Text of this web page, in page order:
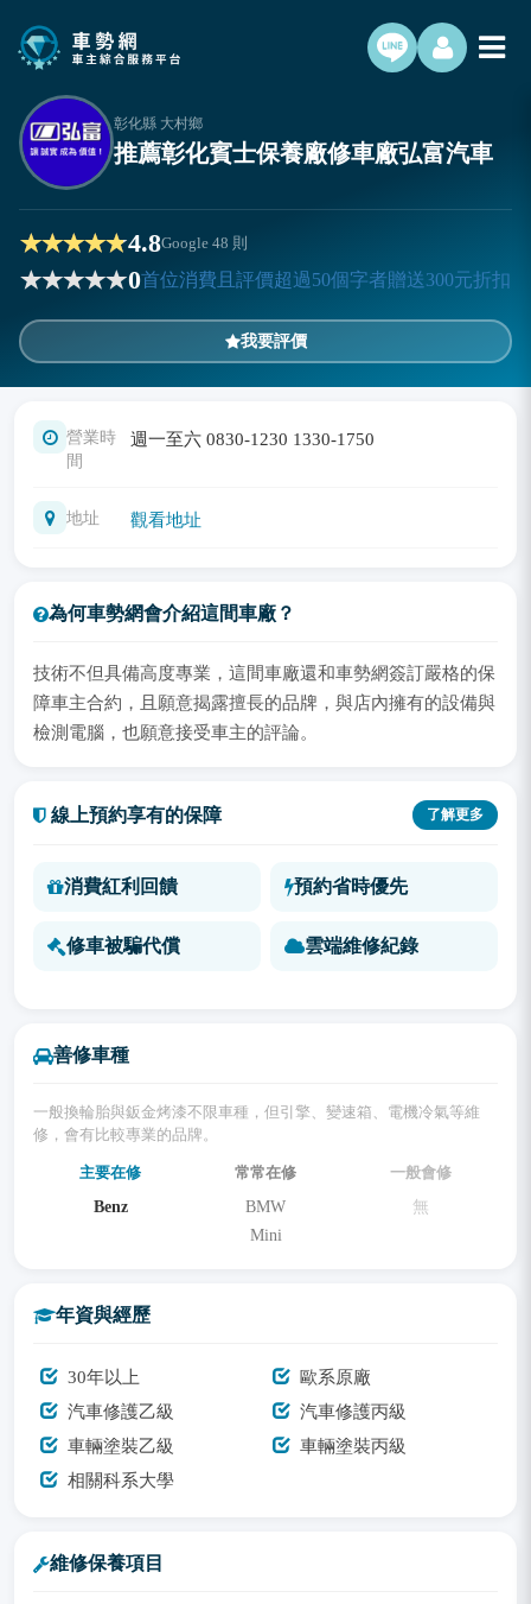
彰化縣 大村鄉
推薦彰化賓士保養廠修車廠弘富汽車
4.8Google 48 則
0首位消費且評價超過50個字者贈送300元折扣
我要評價
營業時
間
週一至六 0830-1230 1330-1750
地址 觀看地址
為何車勢網會介紹這間車廠？
技術不但具備高度專業，這間車廠還和車勢網簽訂嚴格的保
障車主合約，且願意揭露擅長的品牌，與店內擁有的設備與
檢測電腦，也願意接受車主的評論。
線上預約享有的保障 了解更多
消費紅利回饋 預約省時優先
修車被騙代償 雲端維修紀錄
善修車種
一般換輪胎與鈑金烤漆不限車種，但引擎、變速箱、電機冷氣等維
修，會有比較專業的品牌。
主要在修
Benz
常常在修
BMW
Mini
一般會修
無
年資與經歷
30年以上
歐系原廠
汽車修護乙級
汽車修護丙級
車輛塗裝乙級
車輛塗裝丙級
相關科系大學
維修保養項目